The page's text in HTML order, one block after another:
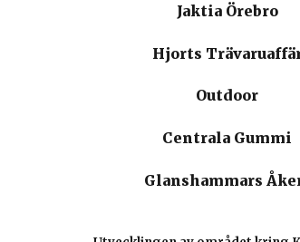
Jaktia Örebro
Hjorts
Outdoor
Centrala Gummi
Glanshammars